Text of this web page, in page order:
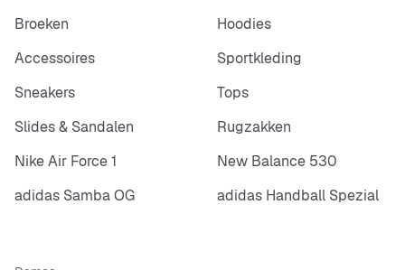
Broeken
Hoodies
Accessoires
Sportkleding
Sneakers
Tops
Slides & Sandalen
Rugzakken
Nike Air Force 1
New Balance 530
adidas Samba OG
adidas Handball Spezial